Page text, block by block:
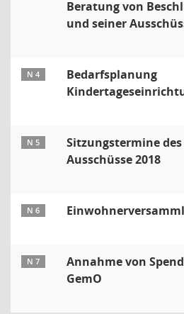
Beratung von
und seiner
N 4
Bedarfsplanung
N 5
Sitzungstermine
Ausschüsse 2018
N 6
N 7
Annahme von
GemO